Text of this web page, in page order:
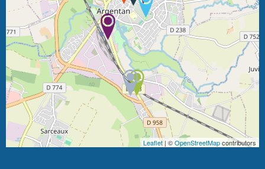
Leaflet| ©OpenStreetMapcontributors